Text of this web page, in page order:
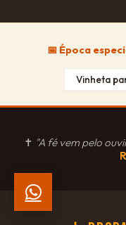
📅 Época
Vinheta
✝ "A fé vem pelo